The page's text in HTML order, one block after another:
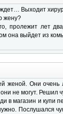
Выходит
жену?
пролежит лет
она выйдет из
женой. Они
не могут. Решил
в магазин и купи
Послушался